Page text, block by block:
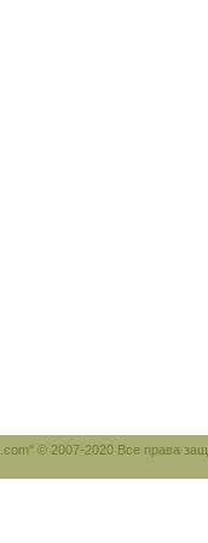
© 2007-2020 Все права